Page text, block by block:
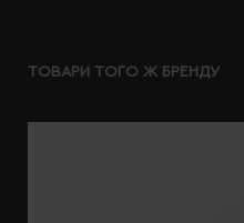
ТОВАРИ ТОГО Ж БРЕНДУ